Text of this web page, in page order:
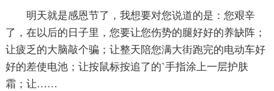
明天就是感恩节了，我想要对您说道的是：您艰辛
了，在以后的日子里，您要让您伤势的腿好好的养缺阵；
让疲乏的大脑敲个骗；让整天陪您满大街跑完的电动车好
好的差使电池；让按鼠标按追了的`手指涂上一层护肤
霜；让……